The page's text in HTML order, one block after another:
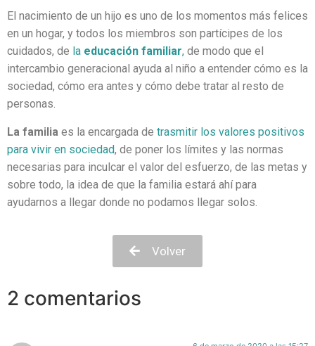
El nacimiento de un hijo es uno de los momentos más felices
en un hogar, y todos los miembros son partícipes de los
cuidados, de la educación familiar, de modo que el
intercambio generacional ayuda al niño a entender cómo es la
sociedad, cómo era antes y cómo debe tratar al resto de
personas.
La familia es la encargada de trasmitir los valores positivos
para vivir en sociedad, de poner los límites y las normas
necesarias para inculcar el valor del esfuerzo, de las metas y
sobre todo, la idea de que la familia estará ahí para
ayudarnos a llegar donde no podamos llegar solos.
Volver
2 comentarios